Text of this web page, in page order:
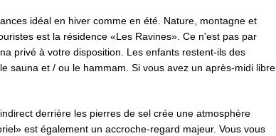
idéal en hiver comme en été. Nature, montagne et
est la résidence «Les Ravines». Ce n'est pas par
privé à votre disposition. Les enfants restent-ils des
sauna et / ou le hammam. Si vous avez un après-midi libre
derrière les pierres de sel crée une atmosphère
est également un accroche-regard majeur. Vous vous